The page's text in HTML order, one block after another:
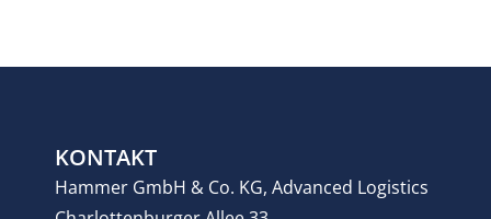
KONTAKT
Hammer GmbH & Co. KG, Advanced Logistics